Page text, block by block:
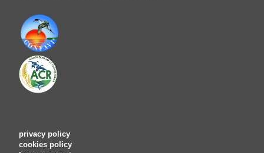
privacy policy
cookies policy